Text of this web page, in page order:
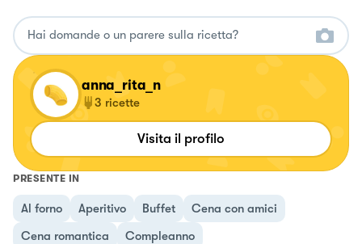
anna_rita_n
3 ricette
Visita il profilo
PRESENTE IN
Al forno Aperitivo Buffet
Cena con amici
Cena romantica
Compleanno